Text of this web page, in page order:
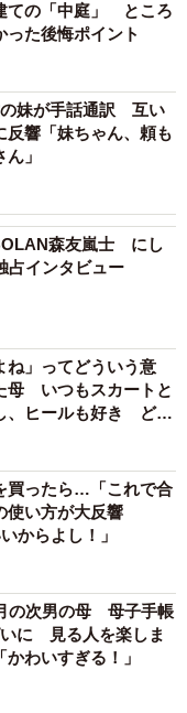
ての「中庭」 ところ
た後悔ポイント
妹が手話通訳 互い
反響「妹ちゃん、頼も
」
森友嵐士 にし
占インタビュー
ね」ってどういう意
母 いつもスカートと
、ヒールも好き どの
買ったら…「これで合
使い方が大反響
からよし！」
の次男の母 母子手帳
に 見る人を楽しま
わいすぎる！」